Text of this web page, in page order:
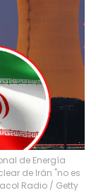
de Energía
de Irán "no es
Radio / Getty